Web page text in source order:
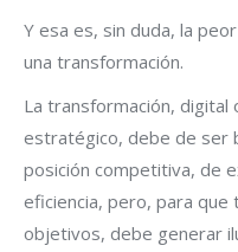
Y esa es, sin duda, la
una transformación.
La transformación,
estratégico, debe de ser
posición competitiva, de
eficiencia, pero, para
objetivos, debe generar